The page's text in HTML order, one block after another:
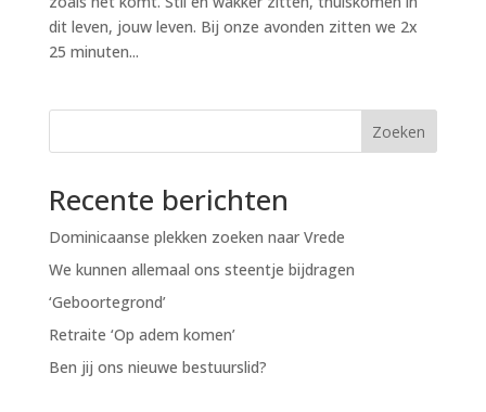
dit leven, jouw leven. Bij onze avonden zitten we 2x
25 minuten...
Zoeken
Recente berichten
Dominicaanse plekken zoeken naar Vrede
We kunnen allemaal ons steentje bijdragen
‘Geboortegrond’
Retraite ‘Op adem komen’
Ben jij ons nieuwe bestuurslid?